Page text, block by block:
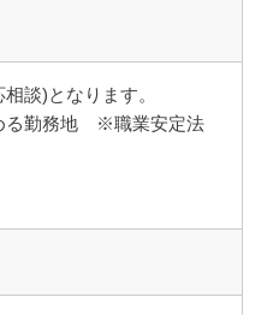
談)となります。
る勤務地 ※職業安定法